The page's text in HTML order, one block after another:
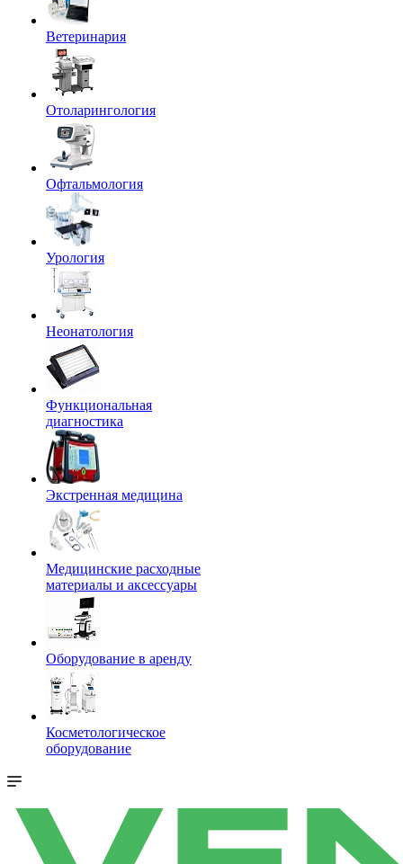
Ветеринария
Отоларингология
Офтальмология
Урология
Неонатология
Функциональная
диагностика
Экстренная медицина
Медицинские расходные
материалы и аксессуары
Оборудование в аренду
Косметологическое
оборудование